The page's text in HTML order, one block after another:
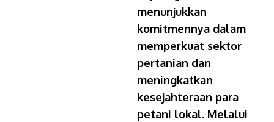
menunjukkan
komitmennya dalam
memperkuat sektor
pertanian dan
meningkatkan
kesejahteraan para
petani lokal. Melalui